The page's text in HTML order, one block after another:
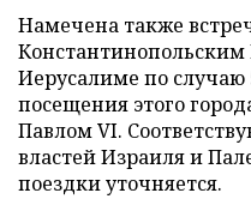
Намечена также
Иерусалиме по случаю
посещения этого
Павлом VI.
властей Израиля и
поездки уточняется.